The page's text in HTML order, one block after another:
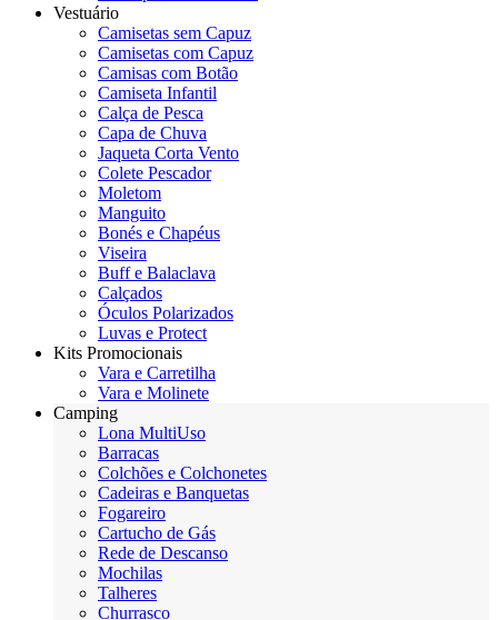
Vestuário
Camisetas sem Capuz
Camisetas com Capuz
Camisas com Botão
Camiseta Infantil
Calça de Pesca
Capa de Chuva
Jaqueta Corta Vento
Colete Pescador
Moletom
Manguito
Bonés e Chapéus
Viseira
Buff e Balaclava
Calçados
Óculos Polarizados
Luvas e Protect
Kits Promocionais
Vara e Carretilha
Vara e Molinete
Camping
Lona MultiUso
Barracas
Colchões e Colchonetes
Cadeiras e Banquetas
Fogareiro
Cartucho de Gás
Rede de Descanso
Mochilas
Talheres
Churrasco